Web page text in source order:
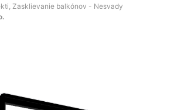
Zasklievanie balkónov - Nesvady